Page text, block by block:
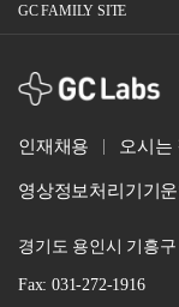
GC FAMILY SITE
GCLabs
인재채용 오시는
영상정보처리기기
경기도 용인시 기흥
Fax: 031-272-1916